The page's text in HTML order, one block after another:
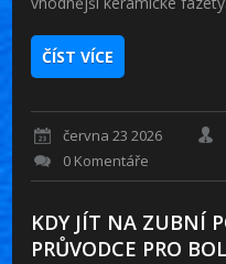
ČÍST VÍCE
června 23 2026
0 Komentáře
KDY JÍT NA ZUBNÍ
PRŮVODCE PRO